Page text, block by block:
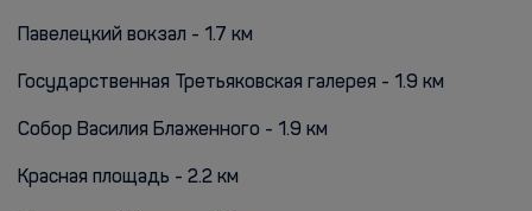
Павелецкий вокзал - 1.7 км
Государственная Третьяковская галерея - 1.9 км
Собор Василия Блаженного - 1.9 км
Красная площадь - 2.2 км